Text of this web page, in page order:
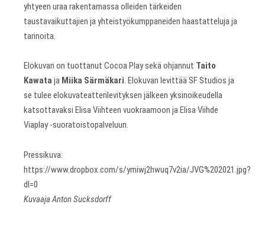
yhtyeen uraa rakentamassa olleiden tärkeiden
taustavaikuttajien ja yhteistyökumppaneiden haastatteluja ja
tarinoita.
Elokuvan on tuottanut Cocoa Play sekä ohjannut Taito
Kawataja Miika Särmäkari. Elokuvan levittää SF Studios ja
se tulee elokuvateatterilevityksen jälkeen yksinoikeudella
katsottavaksi Elisa Viihteen vuokraamoon ja Elisa Viihde
Viaplay -suoratoistopalveluun.
Pressikuva:
https://www.dropbox.com/s/ymiwj2hwuq7v2ia/JVG%202021.jpg?
dl=0
Kuvaaja Anton Sucksdorff